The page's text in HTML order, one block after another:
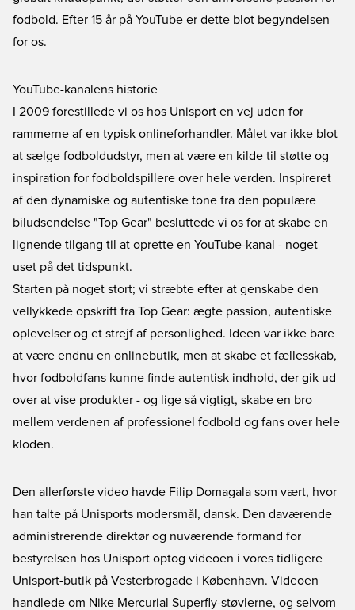
fodbold. Efter 15 år på YouTube er dette blot begyndelsen
for os.
YouTube-kanalens historie
I 2009 forestillede vi os hos Unisport en vej uden for
rammerne af en typisk onlineforhandler. Målet var ikke blot
at sælge fodboldudstyr, men at være en kilde til støtte og
inspiration for fodboldspillere over hele verden. Inspireret
af den dynamiske og autentiske tone fra den populære
biludsendelse "Top Gear" besluttede vi os for at skabe en
lignende tilgang til at oprette en YouTube-kanal - noget
uset på det tidspunkt.
Starten på noget stort; vi stræbte efter at genskabe den
vellykkede opskrift fra Top Gear: ægte passion, autentiske
oplevelser og et strejf af personlighed. Ideen var ikke bare
at være endnu en onlinebutik, men at skabe et fællesskab,
hvor fodboldfans kunne finde autentisk indhold, der gik ud
over at vise produkter - og lige så vigtigt, skabe en bro
mellem verdenen af professionel fodbold og fans over hele
kloden.
Den allerførste video havde Filip Domagala som vært, hvor
han talte på Unisports modersmål, dansk. Den daværende
administrerende direktør og nuværende formand for
bestyrelsen hos Unisport optog videoen i vores tidligere
Unisport-butik på Vesterbrogade i København. Videoen
handlede om Nike Mercurial Superfly-støvlerne, og selvom